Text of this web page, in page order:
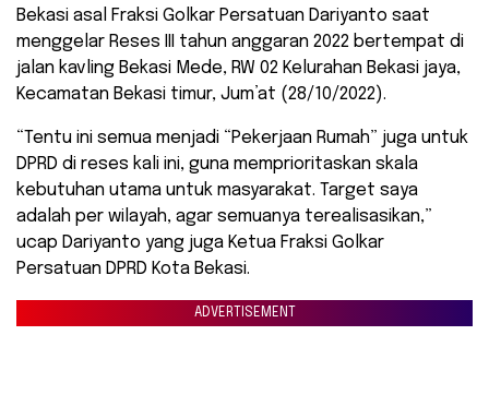
Bekasi asal Fraksi Golkar Persatuan Dariyanto saat
menggelar Reses III tahun anggaran 2022 bertempat di
jalan kavling Bekasi Mede, RW 02 Kelurahan Bekasi jaya,
Kecamatan Bekasi timur, Jum’at (28/10/2022).
“Tentu ini semua menjadi “Pekerjaan Rumah” juga untuk
DPRD di reses kali ini, guna memprioritaskan skala
kebutuhan utama untuk masyarakat. Target saya
adalah per wilayah, agar semuanya terealisasikan,”
ucap Dariyanto yang juga Ketua Fraksi Golkar
Persatuan DPRD Kota Bekasi.
ADVERTISEMENT